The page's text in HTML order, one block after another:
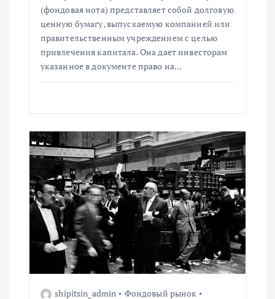
я
м
(фондовая нота) представляет собой долговую
ценную бумагу, выпускаемую компанией или
правительственным учреждением с целью
привлечения капитала. Она дает инвесторам
указанное в документе право на…
shipitsin_admin
Фондовый рынок